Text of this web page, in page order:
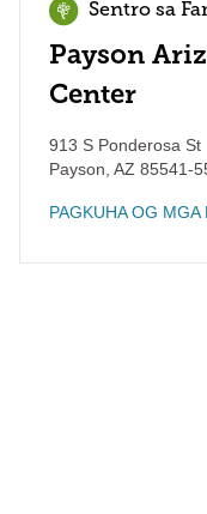
Sentro sa
Payson
Center
913 S Ponderosa St
Payson AZ 85541-
PAGKUHA OG MGA